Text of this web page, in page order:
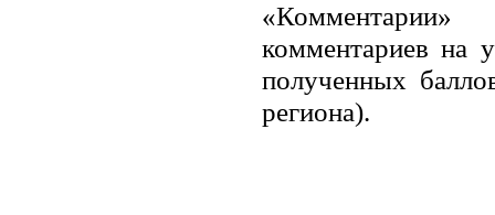
«Комментарии»
комментариев на
полученных
региона).